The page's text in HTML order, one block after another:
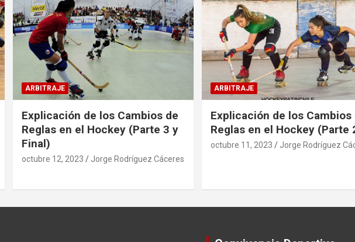
ARBITRAJE
Explicación de los Cambios de
Reglas en el Hockey (Parte 3 y
Final)
octubre 12, 2023 Jorge Rodríguez Cáceres
ARBITRAJE
Explicación de los Cambios
Reglas en el Hockey (Parte
octubre 11, 2023 Jorge Rodríguez